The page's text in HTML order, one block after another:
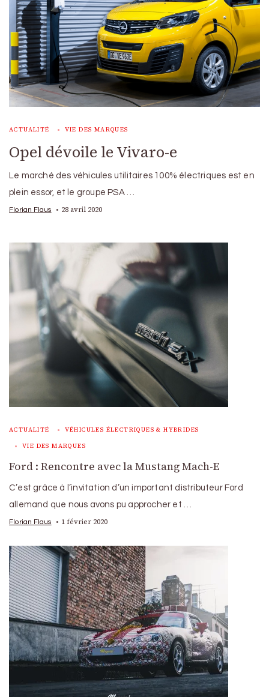
ACTUALITÉ VIE DES MARQUES
Opel dévoile le Vivaro-e
Le marché des véhicules utilitaires 100% électriques est en
plein essor, et le groupe PSA …
Florian Flaus 28 avril 2020
ACTUALITÉ VÉHICULES ÉLECTRIQUES & HYBRIDES
VIE DES MARQUES
Ford : Rencontre avec la Mustang Mach-E
C’est grâce à l’invitation d’un important distributeur Ford
allemand que nous avons pu approcher et …
Florian Flaus 1 février 2020